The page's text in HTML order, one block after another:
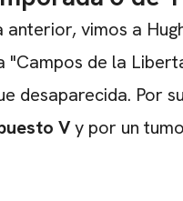
vimos a
"Campos de la
desaparecida. Por
Vy por un